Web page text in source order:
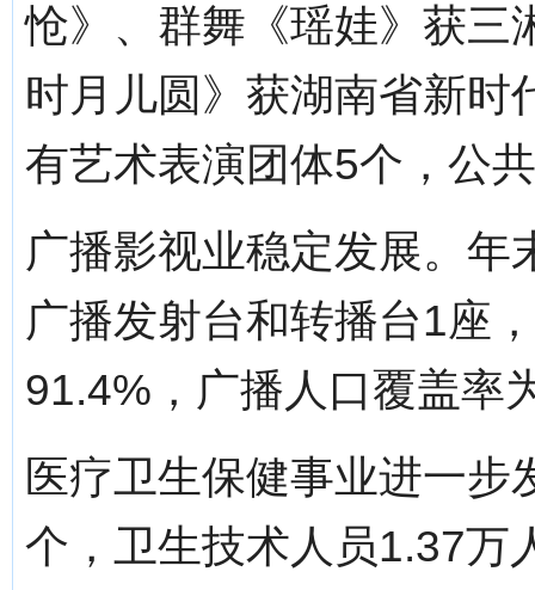
怆》、群舞《瑶娃》获三
时月儿圆》获湖南省新时
有艺术表演团体5个，公
广播影视业稳定发展。年
广播发射台和转播台1座
91.4%，广播人口覆盖率
医疗卫生保健事业进一
个，卫生技术人员1.37万